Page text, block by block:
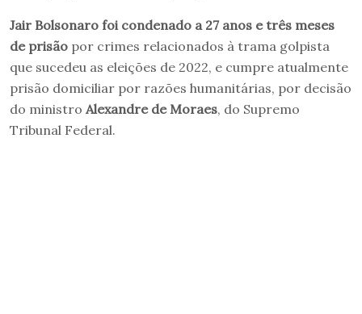
Jair Bolsonaro foi condenado a 27 anos e três meses
de prisão por crimes relacionados à trama golpista
que sucedeu as eleições de 2022, e cumpre atualmente
prisão domiciliar por razões humanitárias, por decisão
do ministro Alexandre de Moraes, do Supremo
Tribunal Federal.